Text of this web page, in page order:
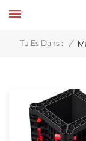
Tu Es Dans : /